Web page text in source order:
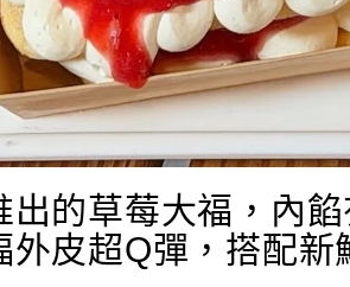
出的草莓大福，內
外皮超Q彈，搭配新